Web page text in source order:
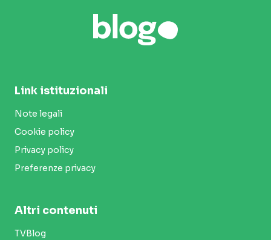
Link istituzionali
Note legali
Cookie policy
Privacy policy
Preferenze privacy
Altri contenuti
TVBlog